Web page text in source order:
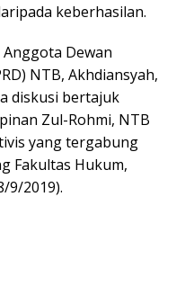
keberhasilan.
Dewan
NTB, Akhdiansyah,
diskusi bertajuk
Zul-Rohmi, NTB
yang tergabung
Fakultas Hukum,
9/2019).